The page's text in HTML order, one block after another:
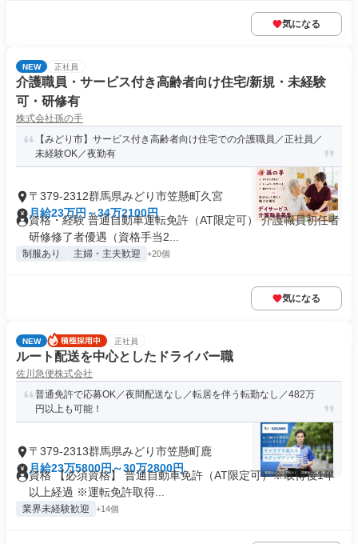
気になる
NEW 正社員
介護職員・サービス付き高齢者向け住宅/新規・未経験
可・研修有
株式会社孫の手
【みどり市】サービス付き高齢者向け住宅での介護職員／正社員／
未経験OK／夜勤有
〒379-2312群馬県みどり市笠懸町久宮
月給23万円～34万2100円
資格・経験 普通自動車運転免許（AT限定可） 介護職員初任者
研修修了者優遇（資格手当2...
制服あり 主婦・主夫歓迎 +20個
気になる
NEW 正社員
ルート配送を中心としたドライバー職
佐川急便株式会社
普通免許で応募OK／夜間配送なし／転居を伴う転勤なし／482万
円以上も可能！
〒379-2313群馬県みどり市笠懸町鹿
月給23万5800円～30万2800円
資格 【必須資格】 普通自動車免許（AT限定可）※取得後1年
以上経過 ※運転免許取得...
業界未経験歓迎 +14個